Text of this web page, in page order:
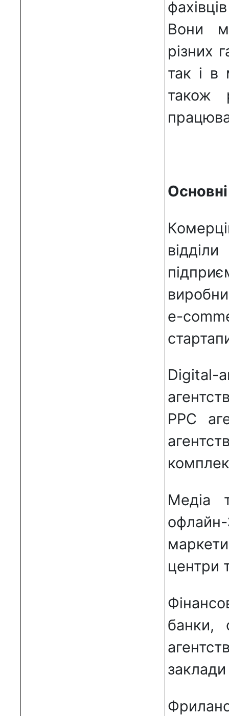
Вони
різних
так і в
також
e-
Digital-
PPC
Медіа
центри
банки,
заклади